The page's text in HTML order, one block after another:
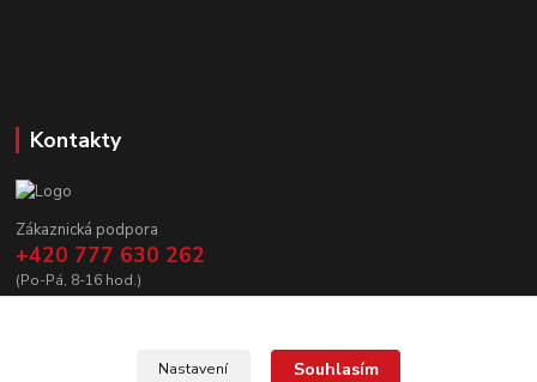
Kontakty
Zákaznická podpora
+420 777 630 262
(Po-Pá, 8-16 hod.)
Nastavení Souhlasím